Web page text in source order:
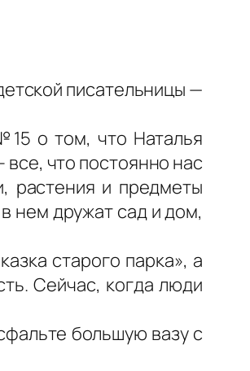
писательницы —
о том, что Наталья
все, что постоянно нас
растения и предметы
нем дружат сад и дом,
старого парка», а
Сейчас, когда люди
большую вазу с